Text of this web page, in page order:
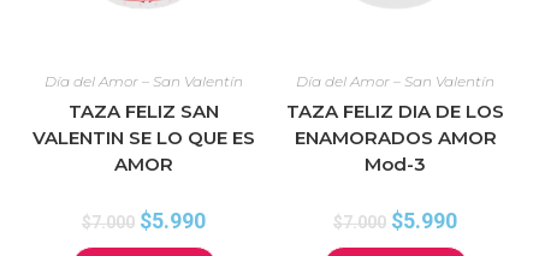
Día del Amor – San Valentín
TAZA FELIZ SAN
VALENTIN SE LO QUE ES
AMOR
$7.000 $5.990
Día del Amor – San Valentín
TAZA FELIZ DIA DE LOS
ENAMORADOS AMOR
Mod-3
$7.000 $5.990